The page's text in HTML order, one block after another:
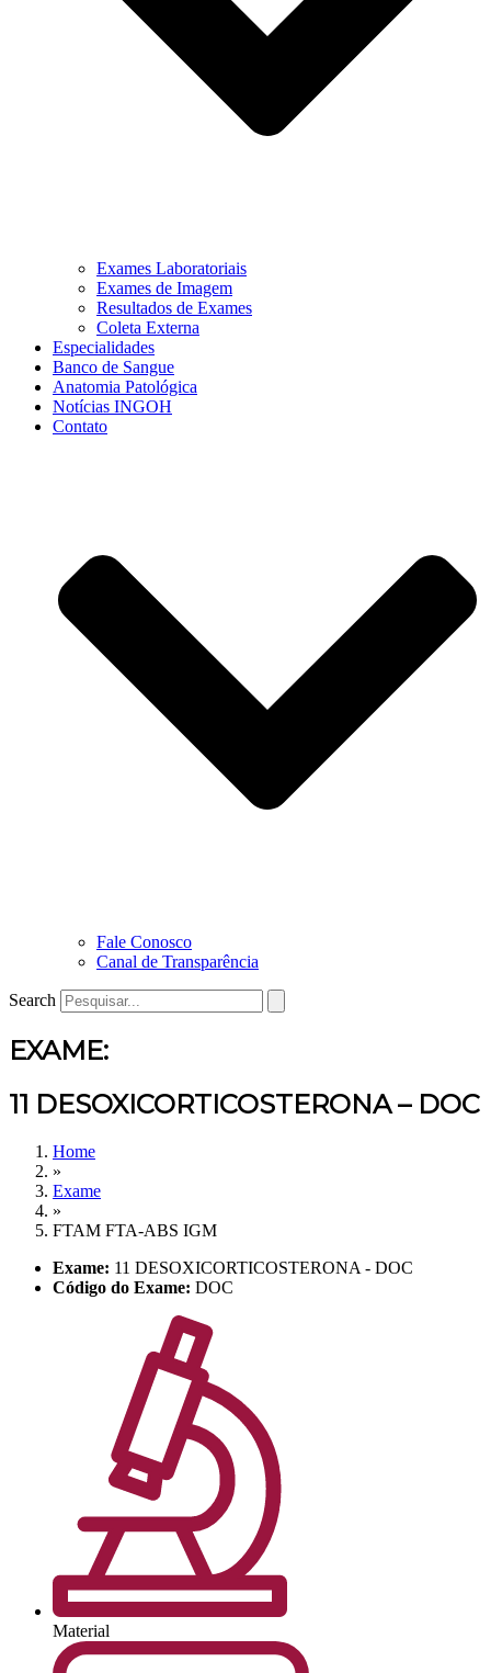
Exames Laboratoriais
Exames de Imagem
Resultados de Exames
Coleta Externa
Especialidades
Banco de Sangue
Anatomia Patológica
Notícias INGOH
Contato
Fale Conosco
Canal de Transparência
Search
EXAME:
11 DESOXICORTICOSTERONA – DOC
Home
»
Exame
»
FTAM FTA-ABS IGM
Exame: 11 DESOXICORTICOSTERONA - DOC
Código do Exame: DOC
Material